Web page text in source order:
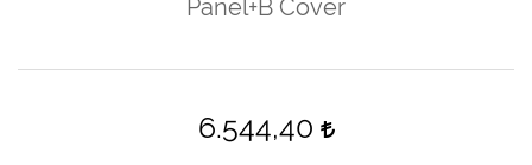
Panel+B Cover
6.544,40